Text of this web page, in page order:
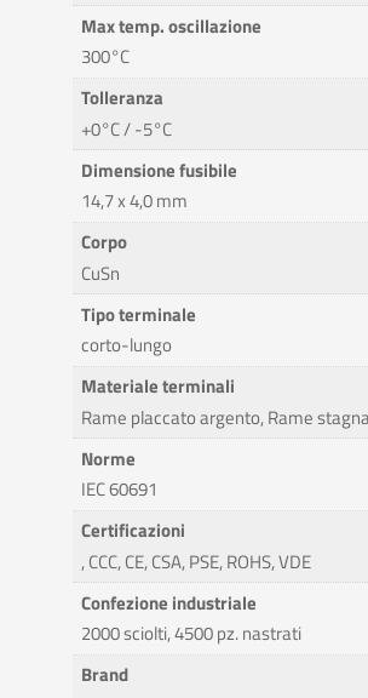
Max temp. oscillazione
300°C
Tolleranza
+0°C / -5°C
Dimensione fusibile
14,7 x 4,0 mm
Corpo
CuSn
Tipo terminale
corto-lungo
Materiale terminali
Rame placcato argento, Rame
Norme
IEC 60691
Certificazioni
, CCC, CE, CSA, PSE, ROHS, VDE
Confezione industriale
2000 sciolti, 4500 pz. nastrati
Brand